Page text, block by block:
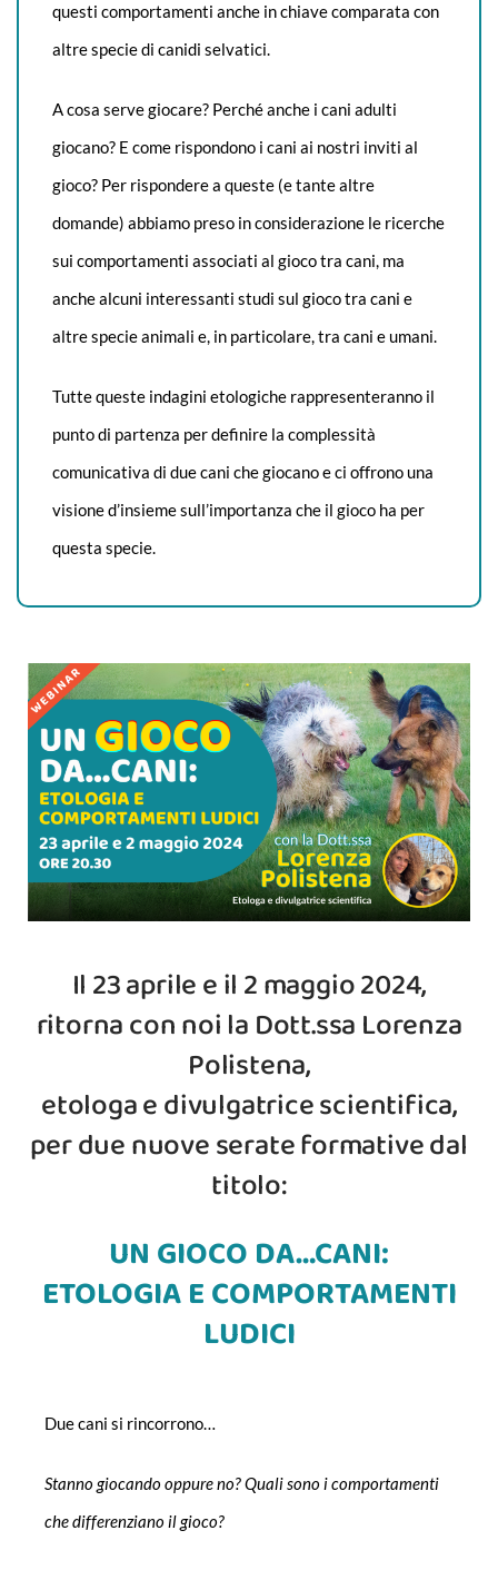
questi comportamenti anche in chiave comparata con
altre specie di canidi selvatici.
A cosa serve giocare? Perché anche i cani adulti
giocano? E come rispondono i cani ai nostri inviti al
gioco? Per rispondere a queste (e tante altre
domande) abbiamo preso in considerazione le ricerche
sui comportamenti associati al gioco tra cani, ma
anche alcuni interessanti studi sul gioco tra cani e
altre specie animali e, in particolare, tra cani e umani.
Tutte queste indagini etologiche rappresenteranno il
punto di partenza per definire la complessità
comunicativa di due cani che giocano e ci offrono una
visione d’insieme sull’importanza che il gioco ha per
questa specie.
Il 23 aprile e il 2 maggio 2024,
ritorna con noi la Dott.ssa Lorenza
Polistena,
etologa e divulgatrice scientifica,
per due nuove serate formative dal
titolo:
UN GIOCO DA…CANI:
ETOLOGIA E COMPORTAMENTI
LUDICI
Due cani si rincorrono…
Stanno giocando oppure no? Quali sono i comportamenti
che differenziano il gioco?